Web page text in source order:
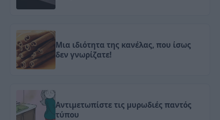
Μια ιδιότητα της κανέλας, που ίσως
δεν γνωρίζατε!
Αντιμετωπίστε τις μυρωδιές παντός
τύπου